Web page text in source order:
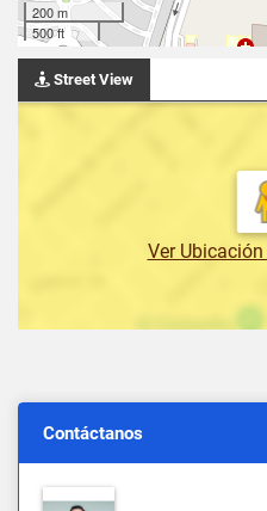
200 m
500 ft
Street View
Ver Ubicación
Contáctanos